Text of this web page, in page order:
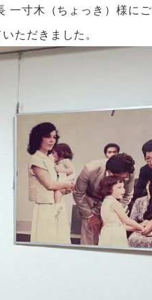
一寸木（ちょっき）様に
ただきました。